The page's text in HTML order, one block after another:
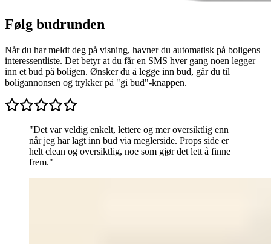
Følg budrunden
Når du har meldt deg på visning, havner du automatisk på boligens
interessentliste. Det betyr at du får en SMS hver gang noen legger
inn et bud på boligen. Ønsker du å legge inn bud, går du til
boligannonsen og trykker på "gi bud"-knappen.
"Det var veldig enkelt, lettere og mer oversiktlig enn
når jeg har lagt inn bud via meglerside. Props side er
helt clean og oversiktlig, noe som gjør det lett å finne
frem."